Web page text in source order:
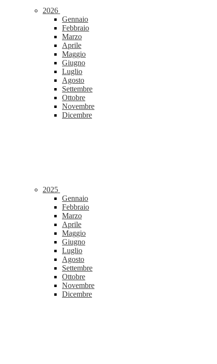
2026
Gennaio
Febbraio
Marzo
Aprile
Maggio
Giugno
Luglio
Agosto
Settembre
Ottobre
Novembre
Dicembre
2025
Gennaio
Febbraio
Marzo
Aprile
Maggio
Giugno
Luglio
Agosto
Settembre
Ottobre
Novembre
Dicembre